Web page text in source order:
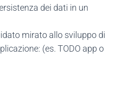
dei dati in un
mirato allo sviluppo di
(es. TODO app o